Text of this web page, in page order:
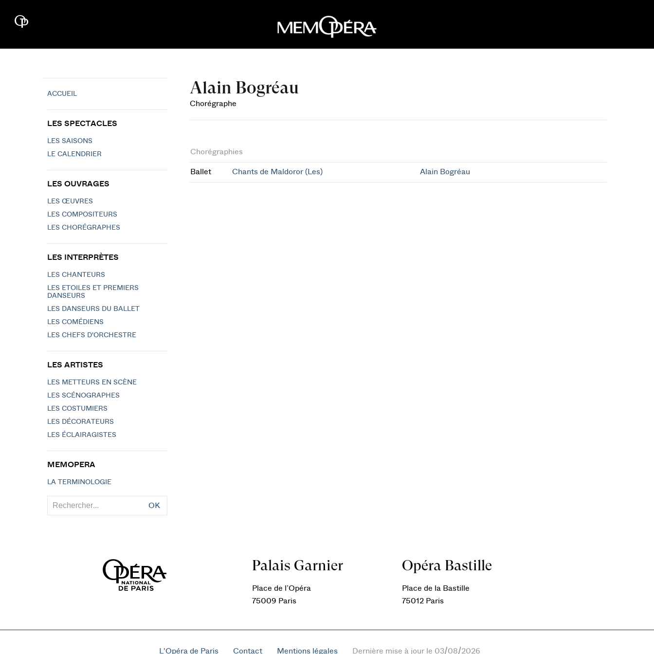
Alain Bogréau
Chorégraphe
Chorégraphies
Ballet Chants de Maldoror (Les) Alain Bogréau
ACCUEIL
LES SPECTACLES
LES SAISONS
LE CALENDRIER
LES OUVRAGES
LES ŒUVRES
LES COMPOSITEURS
LES CHORÉGRAPHES
LES INTERPRÈTES
LES CHANTEURS
LES ETOILES ET PREMIERS
DANSEURS
LES DANSEURS DU BALLET
LES COMÉDIENS
LES CHEFS D'ORCHESTRE
LES ARTISTES
LES METTEURS EN SCÈNE
LES SCÉNOGRAPHES
LES COSTUMIERS
LES DÉCORATEURS
LES ÉCLAIRAGISTES
MEMOPERA
LA TERMINOLOGIE
OK
Palais Garnier
Place de l’Opéra
75009 Paris
Opéra Bastille
Place de la Bastille
75012 Paris
L'Opéra de Paris Contact Mentions légales Dernière mise à jour le 03/08/2026